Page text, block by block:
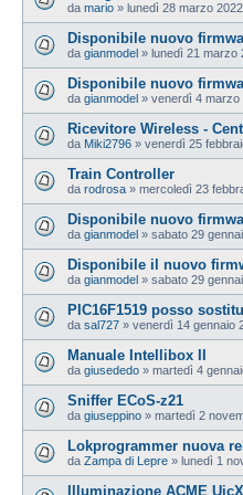
da mario » lunedì 28 marzo
Disponibile nuovo
da gianmodel » lunedì 21 marzo
Disponibile nuovo
da gianmodel » venerdì 4 marzo
Ricevitore Wireless -
da Miki2796 » venerdì 25
Train Controller
da rodrosa » mercoledì 23
Disponibile nuovo
da gianmodel » sabato 29
Disponibile il nuovo
da gianmodel » sabato 29
PIC16F1519 posso
da sal727 » venerdì 14 gennaio
Manuale Intellibox II
da giusededo » martedì 4
Sniffer ECoS-z21
da giuseppino » martedì 2
Lokprogrammer nuova
da Zampa di Lepre » lunedì 1
Illuminazione ACME